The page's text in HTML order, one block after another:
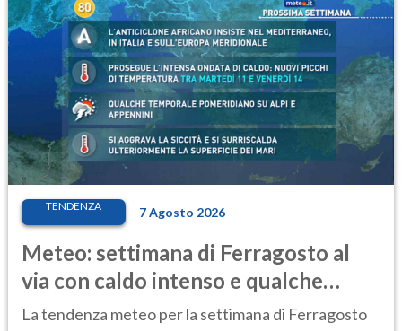
TENDENZA 7 Agosto 2026
Meteo: settimana di Ferragosto al
via con caldo intenso e qualche
temporale
La tendenza meteo per la settimana di Ferragosto